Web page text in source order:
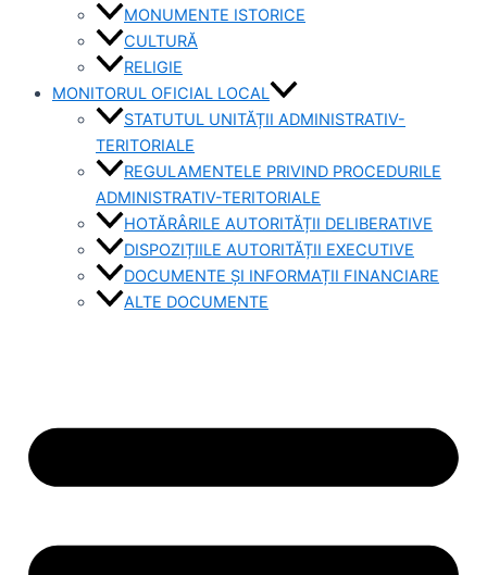
MONUMENTE ISTORICE
CULTURĂ
RELIGIE
MONITORUL OFICIAL LOCAL
STATUTUL UNITĂȚII ADMINISTRATIV-
TERITORIALE
REGULAMENTELE PRIVIND PROCEDURILE
ADMINISTRATIV-TERITORIALE
HOTĂRÂRILE AUTORITĂȚII DELIBERATIVE
DISPOZIȚIILE AUTORITĂȚII EXECUTIVE
DOCUMENTE ȘI INFORMAȚII FINANCIARE
ALTE DOCUMENTE